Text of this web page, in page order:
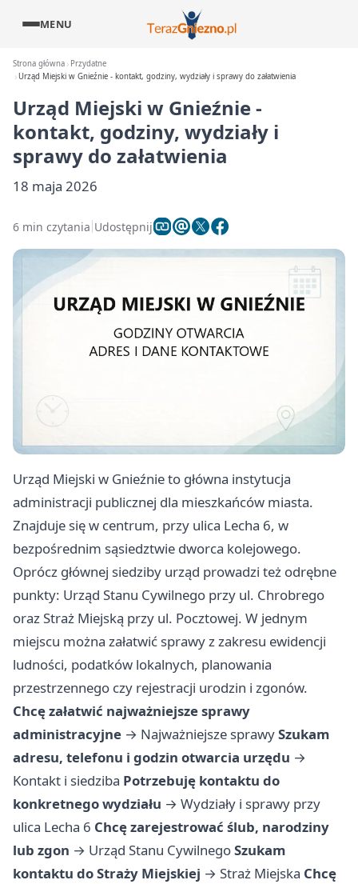
MENU
Strona główna
Przydatne
Urząd Miejski w Gnieźnie - kontakt, godziny, wydziały i sprawy do załatwienia
Urząd Miejski w Gnieźnie -
kontakt, godziny, wydziały i
sprawy do załatwienia
18 maja 2026
6 min czytania Udostępnij
Urząd Miejski w Gnieźnie to główna instytucja
administracji publicznej dla mieszkańców miasta.
Znajduje się w centrum, przy ulica Lecha 6, w
bezpośrednim sąsiedztwie dworca kolejowego.
Oprócz głównej siedziby urząd prowadzi też odrębne
punkty: Urząd Stanu Cywilnego przy ul. Chrobrego
oraz Straż Miejską przy ul. Pocztowej. W jednym
miejscu można załatwić sprawy z zakresu ewidencji
ludności, podatków lokalnych, planowania
przestrzennego czy rejestracji urodzin i zgonów.
Chcę załatwić najważniejsze sprawy
administracyjne → Najważniejsze sprawySzukam
adresu, telefonu i godzin otwarcia urzędu →
Kontakt i siedziba Potrzebuję kontaktu do
konkretnego wydziału → Wydziały i sprawy przy
ulica Lecha 6 Chcę zarejestrować ślub, narodziny
lub zgon → Urząd Stanu CywilnegoSzukam
kontaktu do Straży Miejskiej → Straż Miejska Chcę